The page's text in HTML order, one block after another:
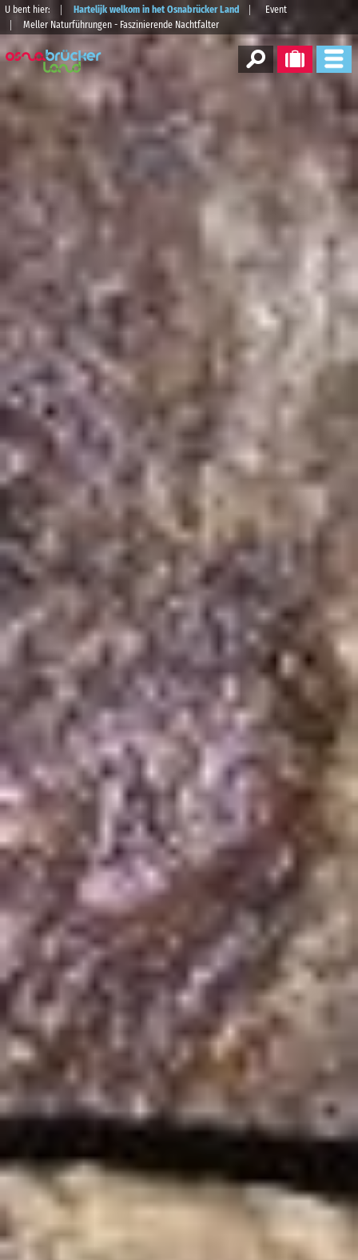
U bent hier: Hartelijk welkom in het Osnabrücker Land
Event
Meller Naturführungen - Faszinierende Nachtfalter